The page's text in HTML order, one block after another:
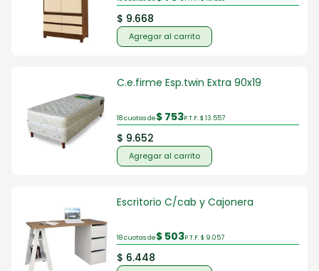
$ 9.668
Agregar al carrito
C.e.firme Esp.twin Extra 90x19
18 cuotas de$ 753P.T.F. $ 13.557
$ 9.652
Agregar al carrito
Escritorio C/cab y Cajonera
18 cuotas de$ 503P.T.F. $ 9.057
$ 6.448